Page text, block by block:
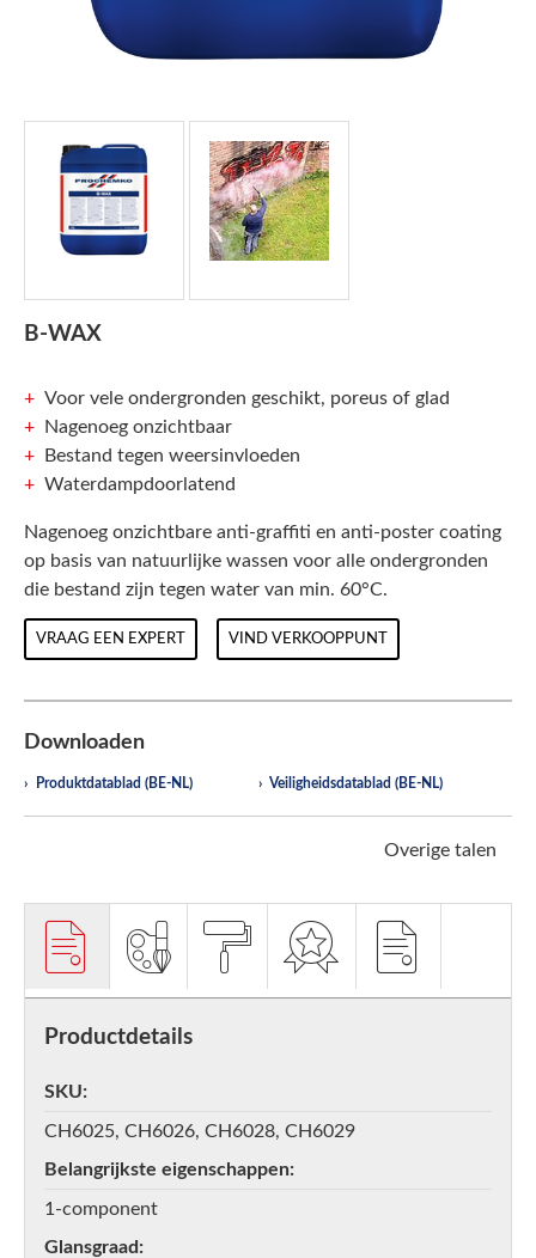
B-WAX
Voor vele ondergronden geschikt, poreus of glad
Nagenoeg onzichtbaar
Bestand tegen weersinvloeden
Waterdampdoorlatend
Nagenoeg onzichtbare anti-graffiti en anti-poster coating
op basis van natuurlijke wassen voor alle ondergronden
die bestand zijn tegen water van min. 60°C.
VRAAG EEN EXPERT VIND VERKOOPPUNT
Downloaden
Produktdatablad (BE-NL) Veiligheidsdatablad (BE-NL)
Overige talen
Productdetails
SKU
CH6025, CH6026, CH6028, CH6029
Belangrijkste eigenschappen
1-component
Glansgraad